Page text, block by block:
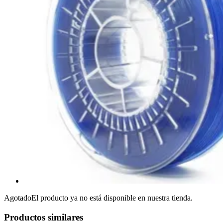
AgotadoEl producto ya no está disponible en nuestra tienda.
Productos similares